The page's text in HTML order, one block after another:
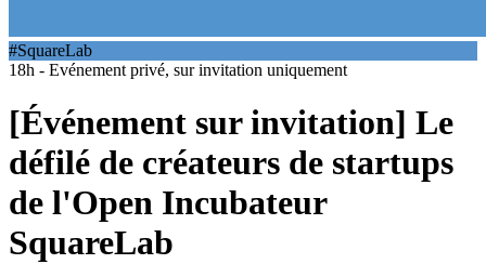
#SquareLab
18h - Evénement privé, sur invitation uniquement
[Événement sur invitation] Le
défilé de créateurs de startups
de l'Open Incubateur
SquareLab